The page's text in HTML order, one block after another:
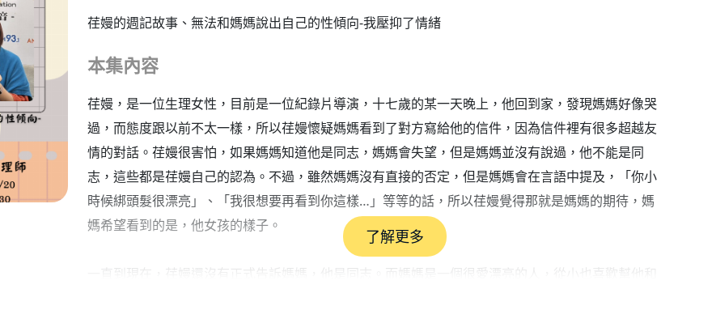
荏嫚的週記故事、無法和媽媽說出自己的性傾向-我壓抑了情緒
本集內容
荏嫚，是一位生理女性，目前是一位紀錄片導演，十七歲的某一天晚上，他回到家，發現媽媽好像哭
過，而態度跟以前不太一樣，所以荏嫚懷疑媽媽看到了對方寫給他的信件，因為信件裡有很多超越友
情的對話。荏嫚很害怕，如果媽媽知道他是同志，媽媽會失望，但是媽媽並沒有說過，他不能是同
志，這些都是荏嫚自己的認為。不過，雖然媽媽沒有直接的否定，但是媽媽會在言語中提及，「你小
時候綁頭髮很漂亮」、「我很想要再看到你這樣…」等等的話，所以荏嫚覺得那就是媽媽的期待，媽
媽希望看到的是，他女孩的樣子。
一直到現在，荏嫚還沒有正式告訴媽媽，他是同志。而媽媽是一個很愛漂亮的人，從小也喜歡幫他和
了解更多